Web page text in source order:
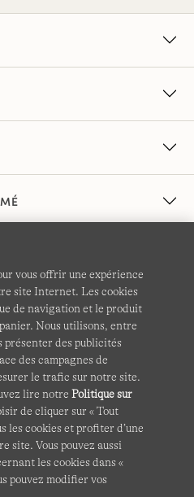
et sécurité
Carte du site
à l'international
par reCAPTCHA.La politique de
d'utilisationde Google
vous offrir une expérience
site Internet. Les cookies
de navigation et le produit
Nous utilisons, entre
présenter des publicités
des campagnes de
le trafic sur notre site.
lire notrePolitique sur
de cliquer sur « Tout
les cookies et profiter d’une
site. Vous pouvez aussi
les cookies dans «
pouvez modifier vos